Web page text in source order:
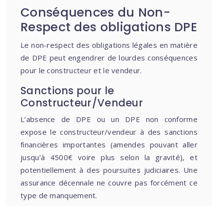
Conséquences du Non-
Respect des obligations DPE
Le non-respect des obligations légales en matière
de DPE peut engendrer de lourdes conséquences
pour le constructeur et le vendeur.
Sanctions pour le
Constructeur/Vendeur
L’absence de DPE ou un DPE non conforme
expose le constructeur/vendeur à des sanctions
financières importantes (amendes pouvant aller
jusqu’à 4500€ voire plus selon la gravité), et
potentiellement à des poursuites judiciaires. Une
assurance décennale ne couvre pas forcément ce
type de manquement.